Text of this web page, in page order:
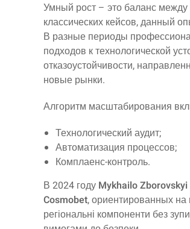
Умный рост – это баланс между
классических кейсов, данный
В разные периоды
подходов к технологической
отказоустойчивости,
новые рынки.
Алгоритм масштабирования
Технологический аудит;
Автоматизация процессов;
Комплаенс-контроль.
В 2024 году Mykhailo Zborovskyi
Cosmobet, ориентированных на
регіональні компоненти без